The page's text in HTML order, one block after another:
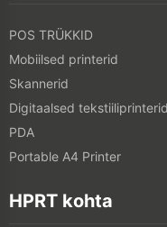
POS TRÜKKID
Mobiilsed printerid
Skannerid
Digitaalsed tekstiiliprinterid
PDA
Portable A4 Printer
HPRT kohta